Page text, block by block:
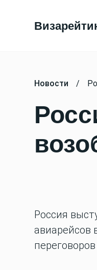
Новости /
Россия
авиарейсов